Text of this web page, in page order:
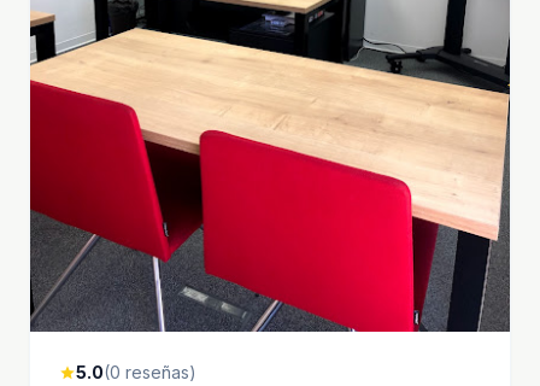
star5.0(0 reseñas)